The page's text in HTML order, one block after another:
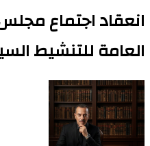
انعقاد اجتماع
العامة للتنشيط